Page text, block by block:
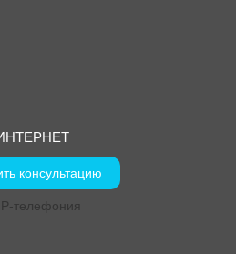
консультацию